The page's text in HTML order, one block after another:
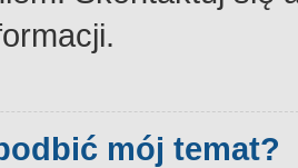
mój temat?